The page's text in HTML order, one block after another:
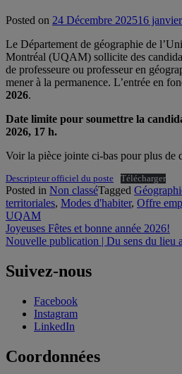
Posted on 24 Décembre 202516
Le Département de géographie de
Montréal (UQAM) sollicite des
de professeure ou professeur en
mener à la permanence. L’entrée en
2026.
Date limite pour soumettre la
2026, 17 h.
Voir la pièce jointe ci-bas pour plus de
Descripteur officiel du poste Télécharger
Posted in Non classéTagged
territoriales, Modes d'habiter, Offre
UQAM
Navigation
de
l'article
Joyeuses Fêtes et bonne année 2026!
Nouvelle publication | Du sens du lieu
Suivez-nous
Facebook
Instagram
LinkedIn
Coordonnées